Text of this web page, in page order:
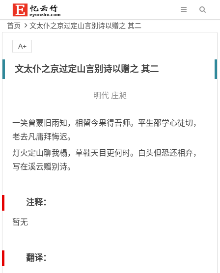
首页 文太仆之京过定山言别诗以赠之 其二
文太仆之京过定山言别诗以赠之 其二
明代 庄昶
一笑曾蒙旧雨知，相留今果得吾师。平生邵学心徒切，
老去凡庸拜悔迟。
灯火定山聊我榻，草鞋天目更何时。白头但恐还相弃，
写在溪云赠别诗。
注释：
暂无
翻译：
A+